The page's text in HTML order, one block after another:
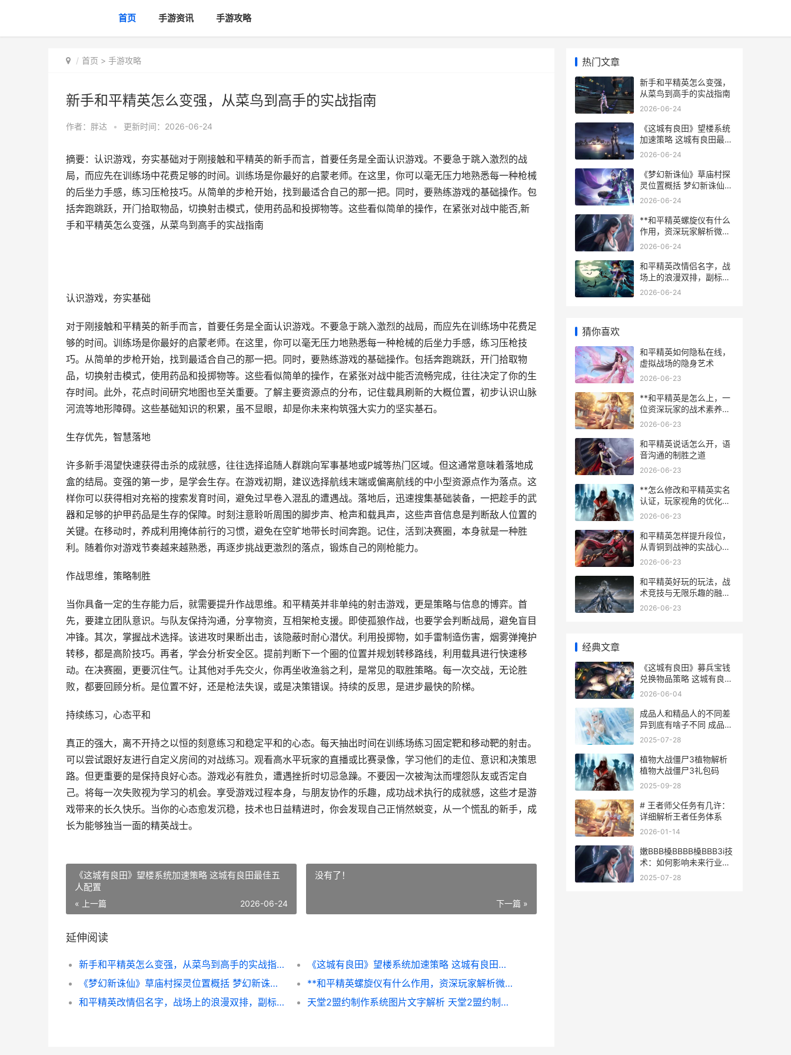
首页 手游资讯 手游攻略
首页 > 手游攻略
新手和平精英怎么变强，从菜鸟到高手的实战指南
作者： 胖达 • 更新时间：2026-06-24
摘要：认识游戏，夯实基础对于刚接触和平精英的新手而言，首要任务是全面认识游戏。不要急于跳入激烈的战
局，而应先在训练场中花费足够的时间。训练场是你最好的启蒙老师。在这里，你可以毫无压力地熟悉每一种枪械
的后坐力手感，练习压枪技巧。从简单的步枪开始，找到最适合自己的那一把。同时，要熟练游戏的基础操作。包
括奔跑跳跃，开门拾取物品，切换射击模式，使用药品和投掷物等。这些看似简单的操作，在紧张对战中能否,新
手和平精英怎么变强，从菜鸟到高手的实战指南
认识游戏，夯实基础
对于刚接触和平精英的新手而言，首要任务是全面认识游戏。不要急于跳入激烈的战局，而应先在训练场中花费足
够的时间。训练场是你最好的启蒙老师。在这里，你可以毫无压力地熟悉每一种枪械的后坐力手感，练习压枪技
巧。从简单的步枪开始，找到最适合自己的那一把。同时，要熟练游戏的基础操作。包括奔跑跳跃，开门拾取物
品，切换射击模式，使用药品和投掷物等。这些看似简单的操作，在紧张对战中能否流畅完成，往往决定了你的生
存时间。此外，花点时间研究地图也至关重要。了解主要资源点的分布，记住载具刷新的大概位置，初步认识山脉
河流等地形障碍。这些基础知识的积累，虽不显眼，却是你未来构筑强大实力的坚实基石。
生存优先，智慧落地
许多新手渴望快速获得击杀的成就感，往往选择追随人群跳向军事基地或P城等热门区域。但这通常意味着落地成
盒的结局。变强的第一步，是学会生存。在游戏初期，建议选择航线末端或偏离航线的中小型资源点作为落点。这
样你可以获得相对充裕的搜索发育时间，避免过早卷入混乱的遭遇战。落地后，迅速搜集基础装备，一把趁手的武
器和足够的护甲药品是生存的保障。时刻注意聆听周围的脚步声、枪声和载具声，这些声音信息是判断敌人位置的
关键。在移动时，养成利用掩体前行的习惯，避免在空旷地带长时间奔跑。记住，活到决赛圈，本身就是一种胜
利。随着你对游戏节奏越来越熟悉，再逐步挑战更激烈的落点，锻炼自己的刚枪能力。
作战思维，策略制胜
当你具备一定的生存能力后，就需要提升作战思维。和平精英并非单纯的射击游戏，更是策略与信息的博弈。首
先，要建立团队意识。与队友保持沟通，分享物资，互相架枪支援。即使孤狼作战，也要学会判断战局，避免盲目
冲锋。其次，掌握战术选择。该进攻时果断出击，该隐蔽时耐心潜伏。利用投掷物，如手雷制造伤害，烟雾弹掩护
转移，都是高阶技巧。再者，学会分析安全区。提前判断下一个圈的位置并规划转移路线，利用载具进行快速移
动。在决赛圈，更要沉住气。让其他对手先交火，你再坐收渔翁之利，是常见的取胜策略。每一次交战，无论胜
败，都要回顾分析。是位置不好，还是枪法失误，或是决策错误。持续的反思，是进步最快的阶梯。
持续练习，心态平和
真正的强大，离不开持之以恒的刻意练习和稳定平和的心态。每天抽出时间在训练场练习固定靶和移动靶的射击。
可以尝试跟好友进行自定义房间的对战练习。观看高水平玩家的直播或比赛录像，学习他们的走位、意识和决策思
路。但更重要的是保持良好心态。游戏必有胜负，遭遇挫折时切忌急躁。不要因一次被淘汰而埋怨队友或否定自
己。将每一次失败视为学习的机会。享受游戏过程本身，与朋友协作的乐趣，成功战术执行的成就感，这些才是游
戏带来的长久快乐。当你的心态愈发沉稳，技术也日益精进时，你会发现自己正悄然蜕变，从一个慌乱的新手，成
长为能够独当一面的精英战士。
《这城有良田》望楼系统加速策略 这城有良田最佳五
人配置
« 上一篇 2026-06-24
没有了！
下一篇 »
延伸阅读
新手和平精英怎么变强，从菜鸟到高手的实战指南
《这城有良田》望楼系统加速策略 这城有良田最佳五人配置
《梦幻新诛仙》草庙村探灵位置概括 梦幻新诛仙官网
**和平精英螺旋仪有什么作用，资深玩家解析微操制胜秘诀，副标题，从手感到胜率的螺旋仪驾驭之道**
和平精英改情侣名字，战场上的浪漫双排，副标题，从并肩作战到情侣昵称的艺术
天堂2盟约制作系统图片文字解析 天堂2盟约制作攻略
热门文章
新手和平精英怎么变强，
从菜鸟到高手的实战指南
2026-06-24
《这城有良田》望楼系统
加速策略 这城有良田最佳
五人配置
2026-06-24
《梦幻新诛仙》草庙村探
灵位置概括 梦幻新诛仙官
网
2026-06-24
**和平精英螺旋仪有什么
作用，资深玩家解析微操
制胜秘诀，副标题，从手
道**
2026-06-24
和平精英改情侣名字，战
场上的浪漫双排，副标
题，从并肩作战到情侣昵
2026-06-24
猜你喜欢
和平精英如何隐私在线，
虚拟战场的隐身艺术
2026-06-23
**和平精英是怎么上，一
位资深玩家的战术素养沉
思录**
2026-06-23
和平精英说话怎么开，语
音沟通的制胜之道
2026-06-23
**怎么修改和平精英实名
认证，玩家视角的优化思
考与建议**
2026-06-23
和平精英怎样提升段位，
从青铜到战神的实战心法
副标题：资深玩家的进阶
2026-06-23
和平精英好玩的玩法，战
术竞技与无限乐趣的融
合，副标题，一位老玩家
2026-06-23
经典文章
《这城有良田》募兵宝钱
兑换物品策略 这城有良田
宝具最佳搭配攻略
2026-06-04
成品人和精品人的不同差
异到底有啥子不同 成品人
和精品人的区别三
2025-07-28
植物大战僵尸3植物解析
植物大战僵尸3礼包码
2025-09-28
# 王者师父任务有几许：
详细解析王者任务体系
2026-01-14
嫩BBB槡BBBB槡BBB3i技
术：如何影响未来行业发
展并化解当前挑战
2025-07-28